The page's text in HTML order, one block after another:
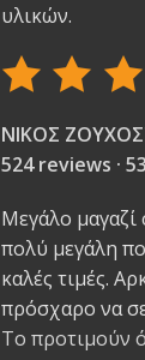
υλικών.
ΝΙΚΟΣ
524 reviews ·
Μεγάλο μαγαζί
πολύ μεγάλη
καλές τιμές.
πρόσχαρο να
Το προτιμούν